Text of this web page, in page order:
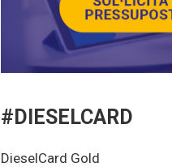
#DIESELCARD
DieselCard Gold